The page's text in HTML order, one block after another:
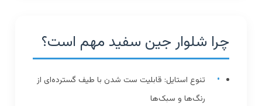
چرا شلوار جین سفید مهم است؟
تنوع استایل: قابلیت ست شدن با طیف گسترده‌ای از
رنگ‌ها و سبک‌ها